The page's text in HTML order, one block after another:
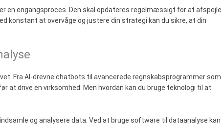
en engangsproces. Den skal opdateres regelmæssigt for at afspejle
konstant at overvåge og justere din strategi kan du sikre, at din
Fra AI-drevne chatbots til avancerede regnskabsprogrammer som
at drive en virksomhed. Men hvordan kan du bruge teknologi til at
og analysere data. Ved at bruge software til dataanalyse kan